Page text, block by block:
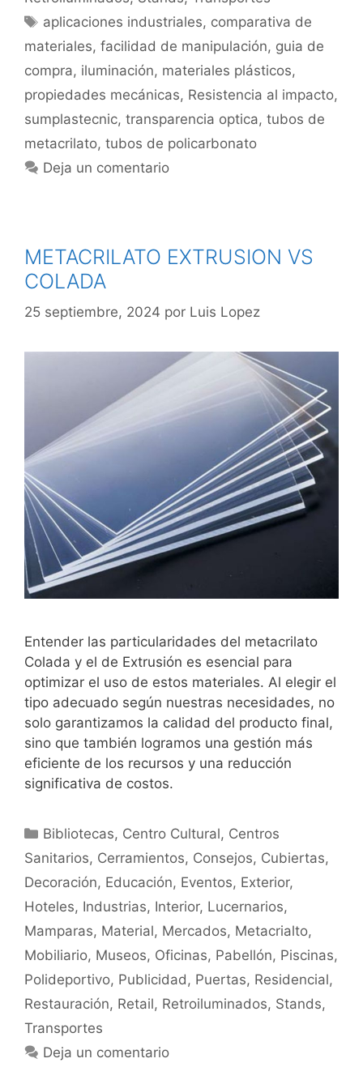
aplicaciones industriales, comparativa de
materiales, facilidad de manipulación, guia de
compra, iluminación, materiales plásticos,
propiedades mecánicas, Resistencia al impacto,
sumplastecnic, transparencia optica, tubos de
metacrilato, tubos de policarbonato
Deja un comentario
METACRILATO EXTRUSION VS
COLADA
25 septiembre, 2024 por Luis Lopez
Entender las particularidades del metacrilato
Colada y el de Extrusión es esencial para
optimizar el uso de estos materiales. Al elegir el
tipo adecuado según nuestras necesidades, no
solo garantizamos la calidad del producto final,
sino que también logramos una gestión más
eficiente de los recursos y una reducción
significativa de costos.
Bibliotecas, Centro Cultural, Centros
Sanitarios, Cerramientos, Consejos, Cubiertas,
Decoración, Educación, Eventos, Exterior,
Hoteles, Industrias, Interior, Lucernarios,
Mamparas, Material, Mercados, Metacrialto,
Mobiliario, Museos, Oficinas, Pabellón, Piscinas,
Polideportivo, Publicidad, Puertas, Residencial,
Restauración, Retail, Retroiluminados, Stands,
Transportes
Deja un comentario